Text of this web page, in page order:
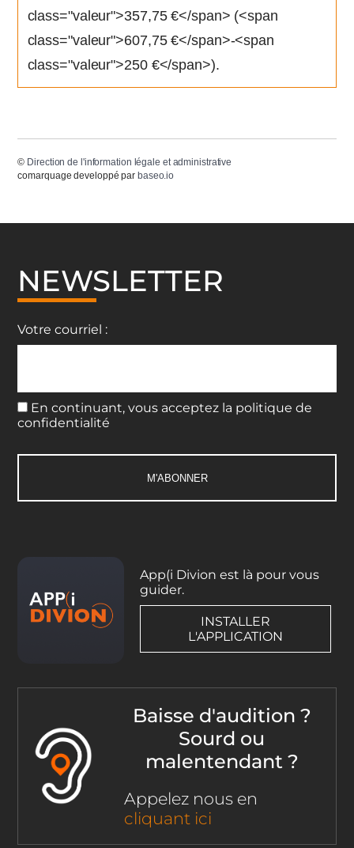
class="valeur">357,75 €</span> (<span
class="valeur">607,75 €</span>-<span
class="valeur">250 €</span>).
© Direction de l'information légale et administrative
comarquage developpé par baseo.io
NEWSLETTER
Votre courriel :
En continuant, vous acceptez la politique de
confidentialité
App(i Divion est là pour vous
guider.
INSTALLER
L'APPLICATION
Baisse d'audition ?
Sourd ou
malentendant ?
Appelez nous en
cliquant ici